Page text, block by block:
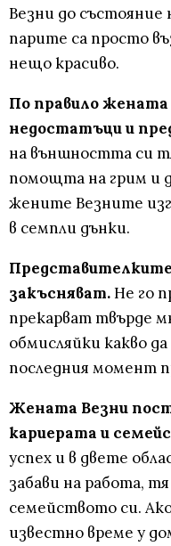
Везни до състояние
парите са просто
нещо красиво.
По правило жената
недостатъци и
на външността си
помощта на грим и
жените Везните
в семпли дънки.
Представителките
закъсняват.Не го
прекарват твърде
обмисляйки какво
последния момент
Жената Везни
кариерата и
успех и в двете
забави на работа,
семейството си.
известно време у